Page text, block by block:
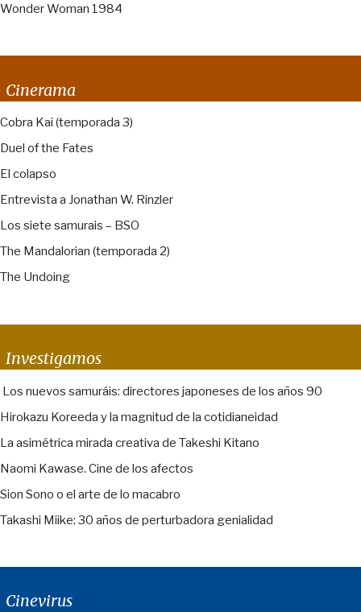
Wonder Woman 1984
Cinerama
Cobra Kai (temporada 3)
Duel of the Fates
El colapso
Entrevista a Jonathan W. Rinzler
Los siete samurais – BSO
The Mandalorian (temporada 2)
The Undoing
Investigamos
Los nuevos samuráis: directores japoneses de los años 90
Hirokazu Koreeda y la magnitud de la cotidianeidad
La asimétrica mirada creativa de Takeshi Kitano
Naomi Kawase. Cine de los afectos
Sion Sono o el arte de lo macabro
Takashi Miike: 30 años de perturbadora genialidad
Cinevirus